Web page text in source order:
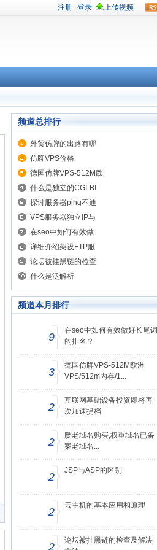
频道总排行
外贸仿牌的出路有哪
仿牌VPS价格
德国仿牌VPS-512M欧
什么是独立的CGI-BI
探讨服务器ping不通
VPS服务器独立IP与
在seo中如何有效做
详细介绍架设FTP服
论坛被挂黑链的检查
什么是泛解析
频道本月排行
9
在seo中如何有效做好长尾词
的排名？
3
德国仿牌VPS-512M欧洲
VPS/512m内存/1...
2
互联网基础设备投资即将再
次加速提档
2
嬮老域名购买,权重域名已备
案老域名...
2
JSP与ASP的区别
2
云主机的基本应用和原理
2
论坛被挂黑链的检查及解决